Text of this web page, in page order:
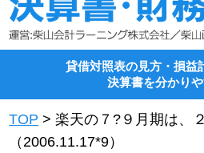
貸借対照表の見方・損益
決算書を分かり
TOP >楽天の７?９月期は、
（2006.11.17*9）